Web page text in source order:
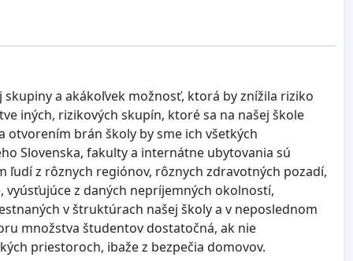
a akákoľvek možnosť, ktorá by znížila riziko
iných, rizikových skupín, ktoré sa na našej škole
otvorením brán školy by sme ich všetkých
Slovenska, fakulty a internátne ubytovania sú
z rôznych regiónov, rôznych zdravotných pozadí,
vyúsťujúce z daných nepríjemných okolností,
v štruktúrach našej školy a v neposlednom
množstva študentov dostatočná, ak nie
priestoroch, ibaže z bezpečia domovov.